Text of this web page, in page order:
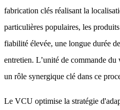
fabrication clés réalisant la
particulières populaires, les
fiabilité élevée, une longue durée
entretien. L’unité de commande
un rôle synergique clé dans ce
Le VCU optimise la stratégie